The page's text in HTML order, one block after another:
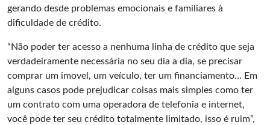
gerando desde problemas emocionais e familiares à
dificuldade de crédito.
“Não poder ter acesso a nenhuma linha de crédito que seja
verdadeiramente necessária no seu dia a dia, se precisar
comprar um imovel, um veículo, ter um financiamento… Em
alguns casos pode prejudicar coisas mais simples como ter
um contrato com uma operadora de telefonia e internet,
você pode ter seu crédito totalmente limitado, isso é ruim”,